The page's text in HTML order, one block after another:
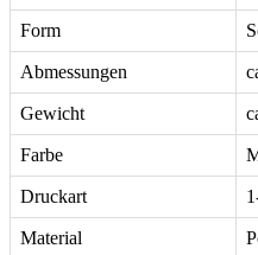
Form
Abmessungen
Gewicht
Farbe
Druckart
Material